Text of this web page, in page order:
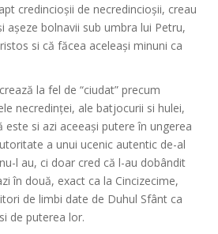
credincioșii de necredincioșii, creau
așeze bolnavii sub umbra lui Petru,
si că făcea aceleași minuni ca
la fel de “ciudat” precum
necredinței, ale batjocurii si hulei,
si azi aceeași putere în ungerea
a unui ucenic autentic de-al
l au, ci doar cred că l-au dobândit
în două, exact ca la Cincizecime,
de limbi date de Duhul Sfânt ca
de puterea lor.